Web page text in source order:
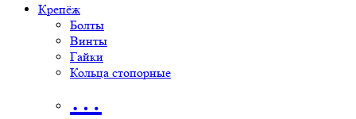
Крепёж
Болты
Винты
Гайки
Кольца стопорные
…